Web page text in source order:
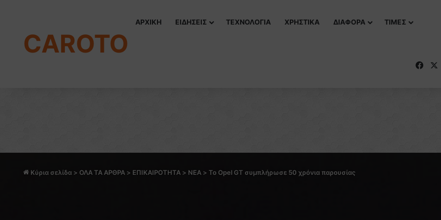
CAROTO
ΑΡΧΙΚΗ ΕΙΔΗΣΕΙΣ ΤΕΧΝΟΛΟΓΙΑ ΧΡΗΣΤΙΚΑ ΔΙΑΦΟΡΑ ΤΙΜΕΣ
Κύρια σελίδα > ΟΛΑ ΤΑ ΑΡΘΡΑ > ΕΠΙΚΑΙΡΟΤΗΤΑ > NEA > To Opel GT συμπλήρωσε 50 χρόνια παρουσίας